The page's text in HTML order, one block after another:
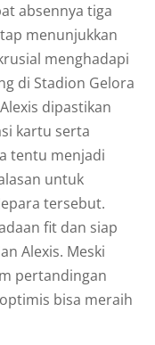
absennya tiga
menunjukkan
menghadapi
di Stadion Gelora
dipastikan
kartu serta
tentu menjadi
untuk
tersebut.
fit dan siap
Alexis. Meski
pertandingan
bisa meraih